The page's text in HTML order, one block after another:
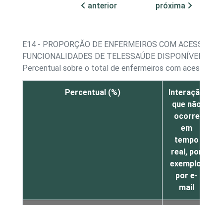
anterior
próxima
E14 - PROPORÇÃO DE ENFERMEIROS COM ACESSO
FUNCIONALIDADES DE TELESSAÚDE DISPONÍVEIS
Percentual sobre o total de enfermeiros com acesso a
Percentual (%)
Interação
que não
ocorre
em
tempo
real, por
exemplo,
por e-
mail